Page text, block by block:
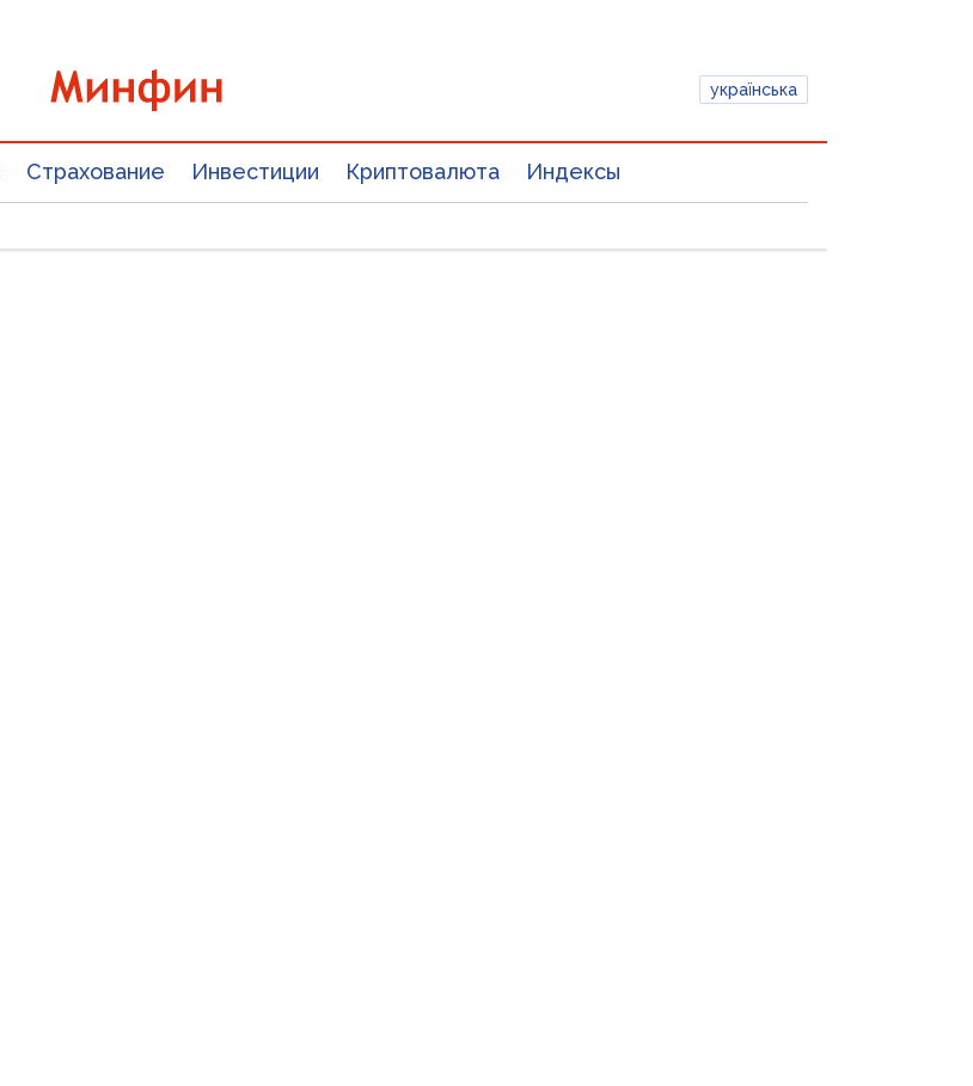
українська
Страхование Инвестиции Криптовалюта Индексы